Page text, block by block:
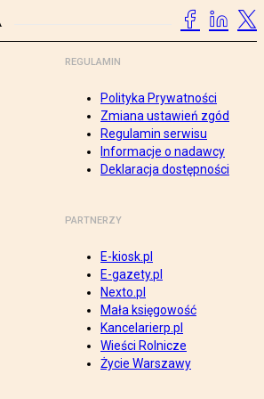
REGULAMIN
Polityka Prywatności
Zmiana ustawień zgód
Regulamin serwisu
Informacje o nadawcy
Deklaracja dostępności
PARTNERZY
E-kiosk.pl
E-gazety.pl
Nexto.pl
Mała księgowość
Kancelarierp.pl
Wieści Rolnicze
Życie Warszawy